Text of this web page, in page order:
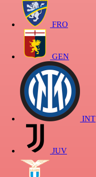
FRO
GEN
INT
JUV